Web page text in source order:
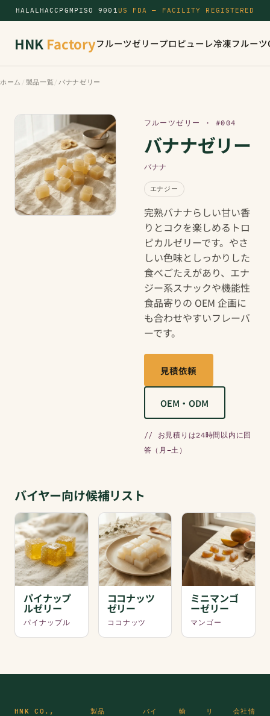
HALALHACCP GMP ISO 9001US FDA — FACILITY REGISTERED
HNK Factoryフルーツゼリープロピューレ冷凍フルーツ
ホーム / 製品一覧 / バナナゼリー
フルーツゼリー · #004
バナナゼリー
バナナ
エナジー
完熟バナナらしい甘い香
りとコクを楽しめるトロ
ピカルゼリーです。やさ
しい色味としっかりした
食べごたえがあり、エナ
ジー系スナックや機能性
食品寄りの OEM 企画に
も合わせやすいフレーバ
ーです。
見積依頼
OEM・ODM
// お見積りは24時間以内に回
答（月–土）
バイヤー向け候補リスト
パイナップ
ルゼリー
パイナップル
ココナッツ
ゼリー
ココナッツ
ミニマンゴ
ーゼリー
マンゴー
HNK CO.,
製品
バイ
輸
リ
会社情